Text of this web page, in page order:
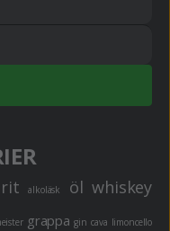
alkoläsk öl whiskey
grappa gin cava limoncello